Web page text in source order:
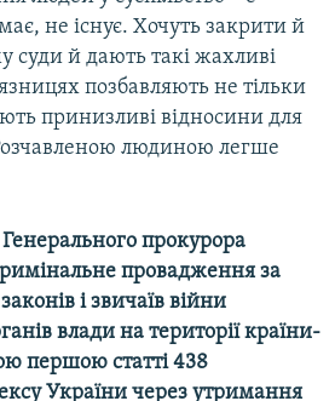
не існує. Хочуть закрити й
суди й дають такі жахливі
позбавляють не тільки
принизливі відносини для
людиною легше
прокурора
провадження за
і звичаїв війни
влади на території країни-
першою статті 438
України через утримання